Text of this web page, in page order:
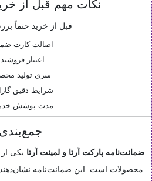
نکات مهم قبل از
قبل از خرید حتماً
اصالت کارت
اعتبار
سری تولید
شرایط دقیق
مدت پوشش
جمع‌بندی
ضمانت‌نامه پارکت آرتا و لمینت آرتا یکی
محصولات است. این ضمانت‌نامه